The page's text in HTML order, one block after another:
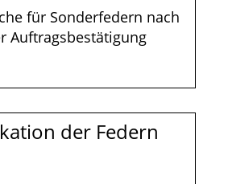
für Sonderfedern nach
Auftragsbestätigung
der Federn